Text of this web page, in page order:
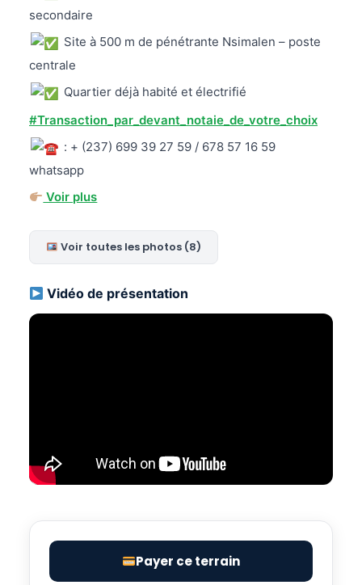
secondaire
Site à 500 m de pénétrante Nsimalen – poste
centrale
Quartier déjà habité et électrifié
#Transaction_par_devant_notaie_de_votre_choix
: + (237) 699 39 27 59 / 678 57 16 59
whatsapp
Voir plus
Voir toutes les photos (8)
Vidéo de présentation
Payer ce terrain